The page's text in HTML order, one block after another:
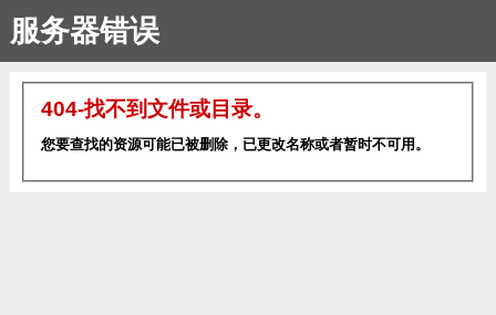
服务器错误
404-找不到文件或目录。
您要查找的资源可能已被删除，已更改名称或者暂时不可用。